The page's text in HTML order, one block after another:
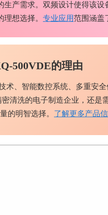
产需求。双频设计使得该
想选择。 专业应用范围涵盖
500VDE的理由
、智能数控系统、多重安
清洗的电子制造企业，还是
的明智选择。 了解更多产品